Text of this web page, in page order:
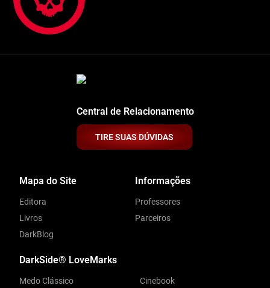
Central de Relacionamento
TIRE SUAS DÚVIDAS
Mapa do Site
Editora
Livros
DarkBlog
Informações
Professores
Parceiros
DarkSide® LoveMarks
Medo Clássico
Cinebook